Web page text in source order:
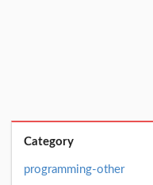
Category
programming-other